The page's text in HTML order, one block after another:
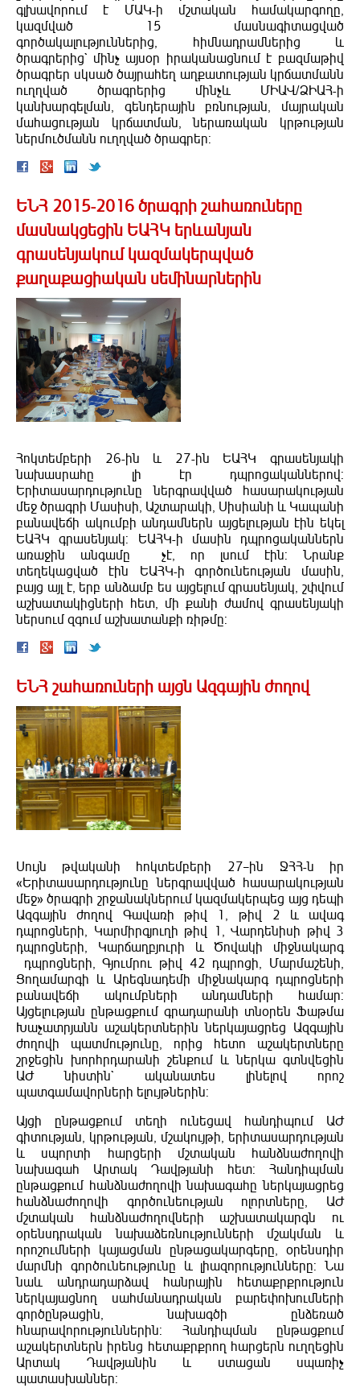
գլխավորում է ՄԱԿ-ի մշտական համակարգողը,
կազմված 15 մասնագիտացված
գործակալություններից, հիմնադրամներից և
ծրագրերից` մինչ այսօր իրականացնում է բազմաթիվ
ծրագրեր սկսած ծայրահեղ աղքատության կրճատմանն
ուղղված ծրագրերից մինչև ՄԻԱՎ/ՁԻԱՀ-ի
կանխարգելման, գենդերային բռնության, մայրական
մահացության կրճատման, ներառական կրթության
ներմուծմանն ուղղված ծրագրեր:
ԵՆՀ 2015-2016 ծրագրի շահառուները
մասնակցեցին ԵԱՀԿ երևանյան
գրասենյակում կազմակերպված
քաղաքացիական սեմինարներին
Հոկտեմբերի 26-ին և 27-ին ԵԱՀԿ գրասենյակի
նախասրահը լի էր դպրոցականներով:
Երիտասարդությունը ներգրավված հասարակության
մեջ ծրագրի Մասիսի, Աշտարակի, Սիսիանի և Կապանի
բանավեճի ակումբի անդամներն այցելության էին եկել
ԵԱՀԿ գրասենյակ: ԵԱՀԿ-ի մասին դպրոցականներն
առաջին անգամը չէ, որ լսում էին: Նրանք
տեղեկացված էին ԵԱՀԿ-ի գործունեության մասին,
բայց այլ է, երբ անձամբ ես այցելում գրասենյակ, շփվում
աշխատակիցների հետ, մի քանի ժամով գրասենյակի
ներսում զգում աշխատանքի ռիթմը:
ԵՆՀ շահառուների այցն Ազգային ժողով
Սույն թվականի հոկտեմբերի 27–ին ՋՀՀ-ն իր
«Երիտասարդությունը ներգրավված հասարակության
մեջ» ծրագրի շրջանակներում կազմակերպեց այց դեպի
Ազգային ժողով Գավառի թիվ 1, թիվ 2 և ավագ
դպրոցների, Կարմիրգյուղի թիվ 1, Վարդենիսի թիվ 3
դպրոցների, Կարճաղբյուրի և Ծովակի միջնակարգ
դպրոցների, Գյումրու թիվ 42 դպրոցի, Մարմաշենի,
Ցողամարգի և Արեգնադեմի միջնակարգ դպրոցների
բանավեճի ակումբների անդամների համար:
Այցելության ընթացքում գրադարանի տնօրեն Ֆաթմա
Խաչատրյանն աշակերտներին ներկայացրեց Ազգային
ժողովի պատմությունը, որից հետո աշակերտները
շրջեցին խորհրդարանի շենքում և ներկա գտնվեցին
ԱԺ նիստին` ականատես լինելով որոշ
պատգամավորների ելույթներին:
Այցի ընթացքում տեղի ունեցավ հանդիպում ԱԺ
գիտության, կրթության, մշակույթի, երիտասարդության
և սպորտի հարցերի մշտական հանձնաժողովի
նախագահ Արտակ Դավթյանի հետ: Հանդիպման
ընթացքում հանձնաժողովի նախագահը ներկայացրեց
հանձնաժողովի գործունեության ոլորտները, ԱԺ
մշտական հանձնաժողովների աշխատակարգն ու
օրենսդրական նախաձեռնությունների մշակման և
որոշումների կայացման ընթացակարգերը, օրենսդիր
մարմնի գործունեությունը և լիազորությունները: Նա
նաև անդրադարձավ հանրային հետաքրքրություն
ներկայացնող սահմանադրական բարեփոխումների
գործընթացին, նախագծի ընձեռած
հնարավորություններին: Հանդիպման ընթացքում
աշակերտներն իրենց հետաքրքրող հարցերն ուղղեցին
Արտակ Դավթյանին և ստացան սպառիչ
պատասխաններ: